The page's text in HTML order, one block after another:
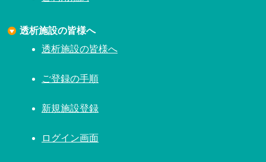
透析施設の皆様へ
透析施設の皆様へ
ご登録の手順
新規施設登録
ログイン画面